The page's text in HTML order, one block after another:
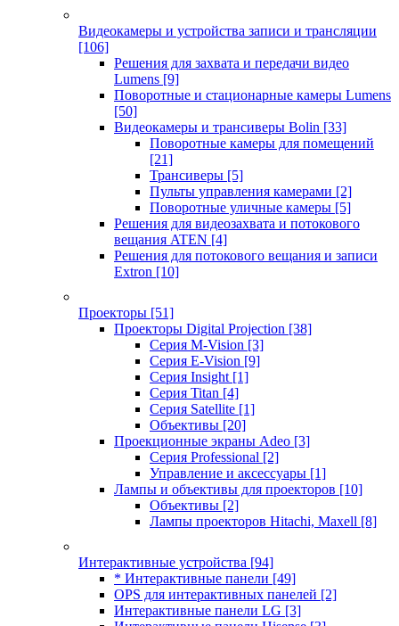
Видеокамеры и устройства записи и трансляции
[106]
Решения для захвата и передачи видео
Lumens [9]
Поворотные и стационарные камеры Lumens
[50]
Видеокамеры и трансиверы Bolin [33]
Поворотные камеры для помещений
[21]
Трансиверы [5]
Пульты управления камерами [2]
Поворотные уличные камеры [5]
Решения для видеозахвата и потокового
вещания ATEN [4]
Решения для потокового вещания и записи
Extron [10]
Проекторы [51]
Проекторы Digital Projection [38]
Серия M-Vision [3]
Серия E-Vision [9]
Серия Insight [1]
Серия Titan [4]
Серия Satellite [1]
Объективы [20]
Проекционные экраны Adeo [3]
Серия Professional [2]
Управление и аксессуары [1]
Лампы и объективы для проекторов [10]
Объективы [2]
Лампы проекторов Hitachi, Maxell [8]
Интерактивные устройства [94]
* Интерактивные панели [49]
OPS для интерактивных панелей [2]
Интерактивные панели LG [3]